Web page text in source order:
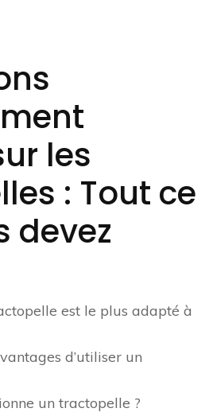
les
: Tout ce
devez
est le plus adapté à
d’utiliser un
un tractopelle ?